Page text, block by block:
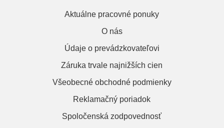
Aktuálne pracovné ponuky
O nás
Údaje o prevádzkovateľovi
Záruka trvale najnižších cien
Všeobecné obchodné podmienky
Reklamačný poriadok
Spoločenská zodpovednosť